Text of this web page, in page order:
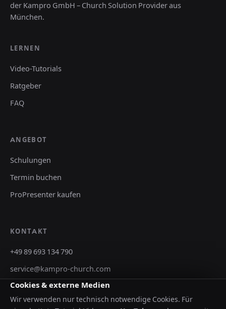
der Kampro GmbH – Church Solution Provider aus
München.
LERNEN
Video-Tutorials
Ratgeber
FAQ
ANGEBOT
Schulungen
Termin buchen
ProPresenter kaufen
KONTAKT
+49 89 693 134 790
service@kampro-church.com
kampro-church.com
Cookies & externe Medien
Wir verwenden nur technisch notwendige Cookies. Für